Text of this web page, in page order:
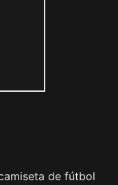
de fútbol